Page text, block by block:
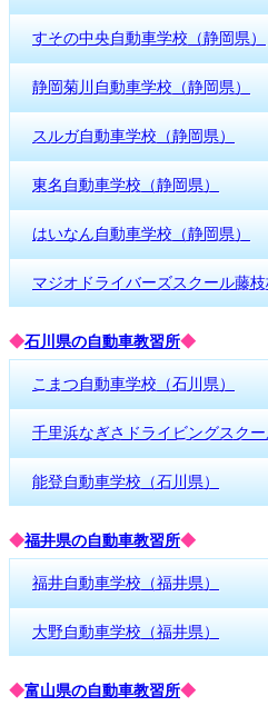
すその中央自動車学校（静岡県）
静岡菊川自動車学校（静岡県）
スルガ自動車学校（静岡県）
東名自動車学校（静岡県）
はいなん自動車学校（静岡県）
マジオドライバーズスクール藤枝
◆石川県の自動車教習所◆
こまつ自動車学校（石川県）
千里浜なぎさドライビングスクー
能登自動車学校（石川県）
◆福井県の自動車教習所◆
福井自動車学校（福井県）
大野自動車学校（福井県）
◆富山県の自動車教習所◆